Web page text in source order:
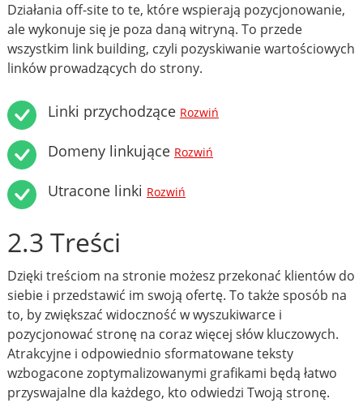
Działania off-site to te, które wspierają pozycjonowanie,
ale wykonuje się je poza daną witryną. To przede
wszystkim link building, czyli pozyskiwanie wartościowych
linków prowadzących do strony.
Linki przychodzące Rozwiń
Domeny linkujące Rozwiń
Utracone linki Rozwiń
2.3 Treści
Dzięki treściom na stronie możesz przekonać klientów do
siebie i przedstawić im swoją ofertę. To także sposób na
to, by zwiększać widoczność w wyszukiwarce i
pozycjonować stronę na coraz więcej słów kluczowych.
Atrakcyjne i odpowiednio sformatowane teksty
wzbogacone zoptymalizowanymi grafikami będą łatwo
przyswajalne dla każdego, kto odwiedzi Twoją stronę.